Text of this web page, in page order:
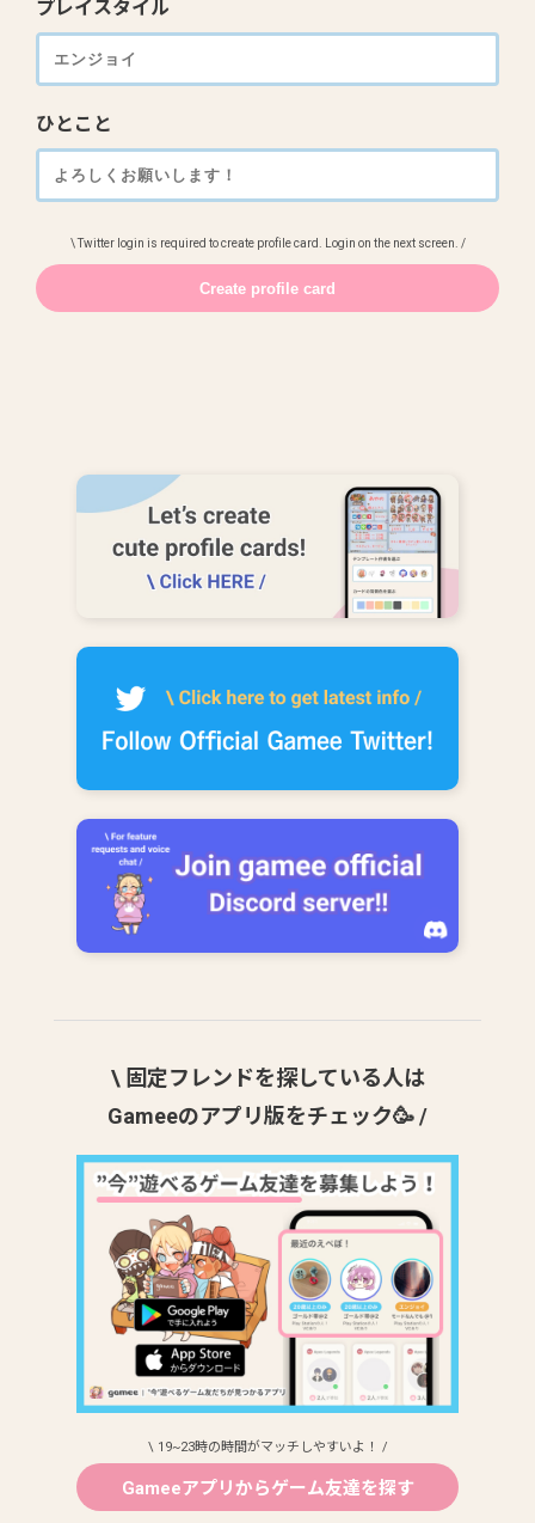
プレイスタイル
ひとこと
\ Twitter login is required to create profile card. Login on the next screen. /
\ 固定フレンドを探している人は
Gameeのアプリ版をチェック🥳 /
\ 19~23時の時間がマッチしやすいよ！ /
Gameeアプリからゲーム友達を探す